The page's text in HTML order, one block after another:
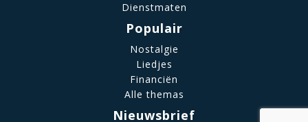
Dienstmaten
Populair
Nostalgie
Liedjes
Financiën
Alle themas
Nieuwsbrief